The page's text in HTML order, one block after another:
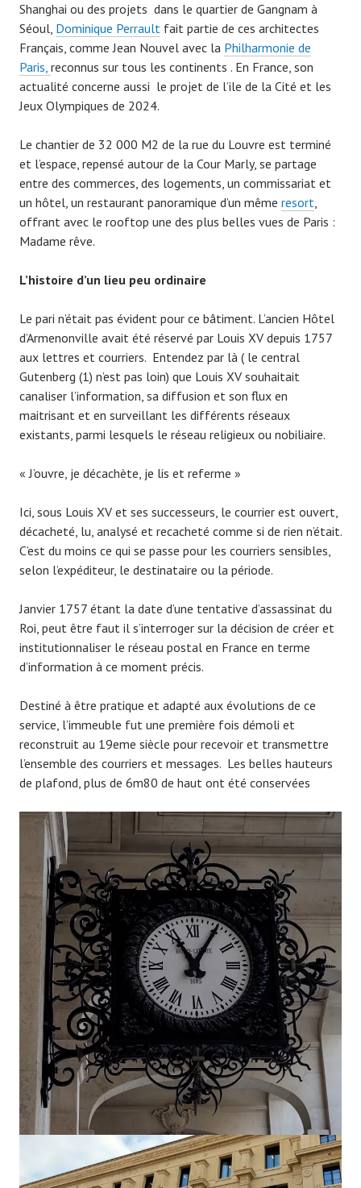
Shanghai ou des projets dans le quartier de Gangnam à
Séoul, Dominique Perrault fait partie de ces architectes
Français, comme Jean Nouvel avec la Philharmonie de
Paris, reconnus sur tous les continents . En France, son
actualité concerne aussi le projet de l’ile de la Cité et les
Jeux Olympiques de 2024.
Le chantier de 32 000 M2 de la rue du Louvre est terminé
et l’espace, repensé autour de la Cour Marly, se partage
entre des commerces, des logements, un commissariat et
un hôtel, un restaurant panoramique d’un même resort,
offrant avec le rooftop une des plus belles vues de Paris :
Madame rêve.
L’histoire d’un lieu peu ordinaire
Le pari n’était pas évident pour ce bâtiment. L’ancien Hôtel
d’Armenonville avait été réservé par Louis XV depuis 1757
aux lettres et courriers. Entendez par là ( le central
Gutenberg (1) n’est pas loin) que Louis XV souhaitait
canaliser l’information, sa diffusion et son flux en
maitrisant et en surveillant les différents réseaux
existants, parmi lesquels le réseau religieux ou nobiliaire.
« J’ouvre, je décachète, je lis et referme »
Ici, sous Louis XV et ses successeurs, le courrier est ouvert,
décacheté, lu, analysé et recacheté comme si de rien n’était.
C’est du moins ce qui se passe pour les courriers sensibles,
selon l’expéditeur, le destinataire ou la période.
Janvier 1757 étant la date d’une tentative d’assassinat du
Roi, peut être faut il s’interroger sur la décision de créer et
institutionnaliser le réseau postal en France en terme
d’information à ce moment précis.
Destiné à être pratique et adapté aux évolutions de ce
service, l’immeuble fut une première fois démoli et
reconstruit au 19eme siècle pour recevoir et transmettre
l’ensemble des courriers et messages. Les belles hauteurs
de plafond, plus de 6m80 de haut ont été conservées